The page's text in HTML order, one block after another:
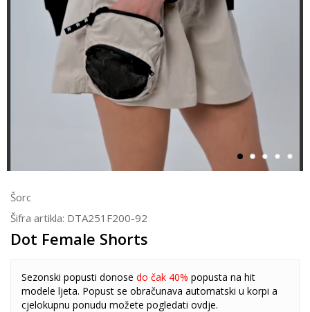
Šorc
Šifra artikla: DTA251F200-92
Dot Female Shorts
Sezonski popusti donose do čak 40% popusta na hit
modele ljeta. Popust se obračunava automatski u korpi a
cjelokupnu ponudu možete pogledati ovdje.